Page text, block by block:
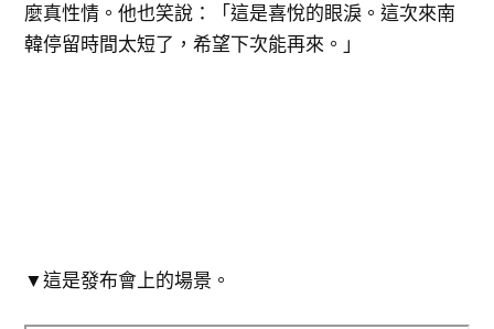
麼真性情。他也笑說：「這是喜悅的眼淚。這次來南
韓停留時間太短了，希望下次能再來。」
▼這是發布會上的場景。